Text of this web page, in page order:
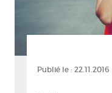
Publié le : 22.11.2016